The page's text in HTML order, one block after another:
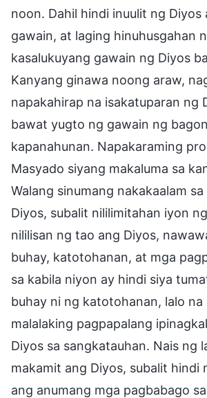
noon. Dahil hindi inuulit ng Diyos
gawain, at laging hinuhusgahan
kasalukuyang gawain ng Diyos
Kanyang ginawa noong araw,
napakahirap na isakatuparan ng
bawat yugto ng gawain ng
kapanahunan. Napakaraming
Masyado siyang makaluma sa
Walang sinumang nakakaalam
Diyos, subalit nililimitahan iyon
nililisan ng tao ang Diyos,
buhay, katotohanan, at mga
sa kabila niyon ay hindi siya
buhay ni ng katotohanan, lalo na
malalaking pagpapalang
Diyos sa sangkatauhan. Nais ng
makamit ang Diyos, subalit hindi
ang anumang mga pagbabago